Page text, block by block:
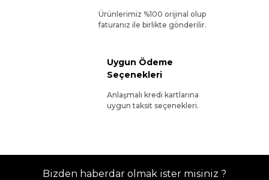
Ürünlerimiz %100 orijinal olup
faturanız ile birlikte gönderilir.
Uygun Ödeme
Seçenekleri
Anlaşmalı kredi kartlarına
uygun taksit seçenekleri.
Bizden haberdar olmak ister misiniz ?